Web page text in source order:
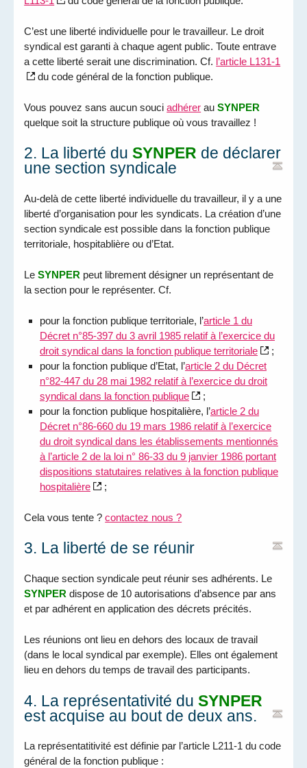
C’est une liberté individuelle pour le travailleur. Le droit
syndical est garanti à chaque agent public. Toute entrave
a cette liberté serait une discrimination. Cf. l’article L131-1
du code général de la fonction publique.
Vous pouvez sans aucun souciadhérer auSYNPER
quelque soit la structure publique où vous travaillez !
2. La liberté duSYNPER de déclarer
une section syndicale
Au-delà de cette liberté individuelle du travailleur, il y a une
liberté d’organisation pour les syndicats. La création d’une
section syndicale est possible dans la fonction publique
territoriale, hospitablière ou d’Etat.
LeSYNPER peut librement désigner un représentant de
la section pour le représenter. Cf.
pour la fonction publique territoriale, l’article 1 du
Décret n°85-397 du 3 avril 1985 relatif à l’exercice du
droit syndical dans la fonction publique territoriale
;
pour la fonction publique d’Etat, l’article 2 du Décret
n°82-447 du 28 mai 1982 relatif à l’exercice du droit
syndical dans la fonction publique
;
pour la fonction publique hospitalière, l’article 2 du
Décret n°86-660 du 19 mars 1986 relatif à l’exercice
du droit syndical dans les établissements mentionnés
à l’article 2 de la loi n° 86-33 du 9 janvier 1986 portant
dispositions statutaires relatives à la fonction publique
hospitalière
;
Cela vous tente ?contactez nous ?
3. La liberté de se réunir
Chaque section syndicale peut réunir ses adhérents. Le
SYNPER dispose de 10 autorisations d’absence par ans
et par adhérent en application des décrets précités.
Les réunions ont lieu en dehors des locaux de travail
(dans le local syndical par exemple). Elles ont également
lieu en dehors du temps de travail des participants.
4. La représentativité duSYNPER
est acquise au bout de deux ans.
La représentatitivité est définie par l’article L211-1 du code
général de la fonction publique :